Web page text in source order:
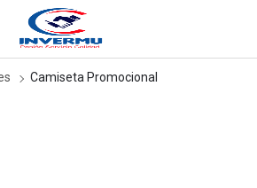
Camiseta Promocional